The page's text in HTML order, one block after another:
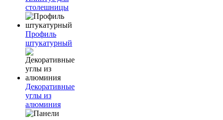
столешницы
Профиль
штукатурный
Декоративные
углы из
алюминия